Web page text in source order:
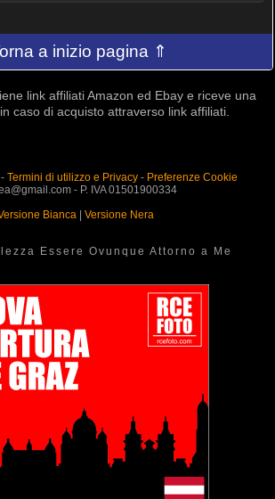
a inizio pagina ⇑
link affiliati Amazon ed Ebay e riceve una
caso di acquisto attraverso link affiliati.
Termini di utilizzo e Privacy- Preferenze Cookie
- P. IVA 01501900334
Bianca | Versione Nera
Essere Ovunque Attorno a Me